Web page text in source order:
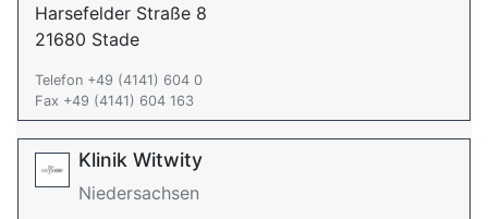
Harsefelder Straße 8
21680 Stade
Telefon +49 (4141) 604 0
Fax +49 (4141) 604 163
Klinik Witwity
Niedersachsen